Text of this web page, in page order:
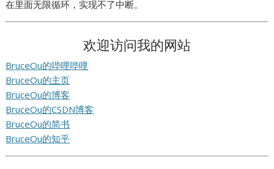
在里面无限循环，实现不了中断。
欢迎访问我的网站
BruceOu的哔哩哔哩
BruceOu的主页
BruceOu的博客
BruceOu的CSDN博客
BruceOu的简书
BruceOu的知乎